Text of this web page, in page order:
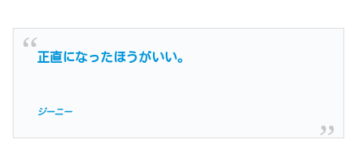
正直になったほうがいい。
ジーニー